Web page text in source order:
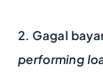
2. Gagal
performing